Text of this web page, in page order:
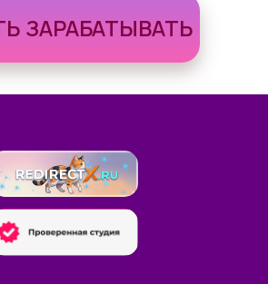
ЗАРАБАТЫВАТЬ